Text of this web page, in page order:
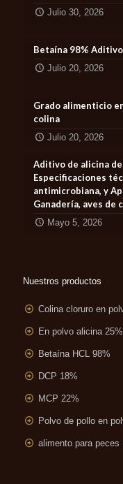
Julio 30, 2026
Betaína 98%
Julio 20, 2026
Grado alimenticio
colina
Julio 20, 2026
Aditivo de alicina
Especificaciones
antimicrobiana, y
Ganadería, aves de
Mayo 5, 2026
Nuestros productos
Colina cloruro en
En polvo alicina 25%
Betaína HCL 98%
DCP 18%
MCP 22%
Polvo de pollo en
alimento para